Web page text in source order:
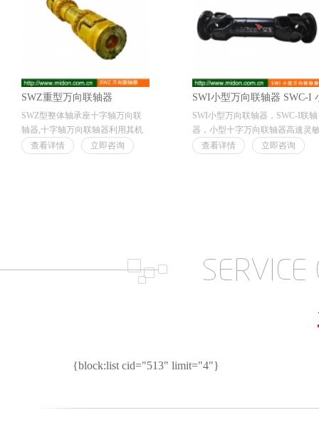
3、采用整体式叉头，承载稳定可
靠，结构紧凑，传动效率高，噪声
低，使用寿命长，维修保养方便。
4、常用于冶金机械，重型机械，
石油，工程机械，起重、运输机
械、车辆，轻工及精密机械的轴系
传动中。
的设备上运行。
3、每节最大的轴向夹角45°成品孔
方孔。
4、常见于：输送、造纸、提升
设备传动上。
SWZ重型万向联轴器
SWZ型整体轴承座十字轴万向联
轴器,十字轴万向联轴器利用其机
构的特点，使两轴不在同一轴线，
查看详情 立即咨询
SWI小型万向联轴器 SWC-I
SWI小型万向联轴器，SWC-I联轴
器，小型十字万向联轴器高速灵
万向轴节省空间万向关节轴,
查看详情 立即咨询
{block:list cid="513" limit="4"}